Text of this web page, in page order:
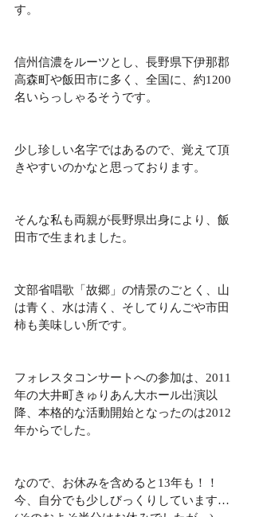
す。
信州信濃をルーツとし、長野県下伊那郡
高森町や飯田市に多く、全国に、約1200
名いらっしゃるそうです。
少し珍しい名字ではあるので、覚えて頂
きやすいのかなと思っております。
そんな私も両親が長野県出身により、飯
田市で生まれました。
文部省唱歌「故郷」の情景のごとく、山
は青く、水は清く、そしてりんごや市田
柿も美味しい所です。
フォレスタコンサートへの参加は、2011
年の大井町きゅりあん大ホール出演以
降、本格的な活動開始となったのは2012
年からでした。
なので、お休みを含めると13年も！！
今、自分でも少しびっくりしています…